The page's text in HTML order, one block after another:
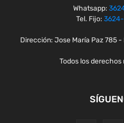
Whatsapp:
Tel. Fijo:
Dirección: Jose María Paz 785
Todos los